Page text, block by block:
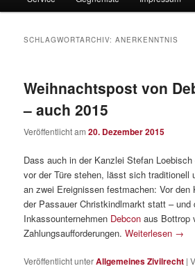
SCHLAGWORTARCHIV:ANERKENNTNIS
Weihnachtspost von
– auch 2015
Veröffentlicht am20. Dezember 2015
Dass auch in der Kanzlei Stefan
vor der Türe stehen, lässt sich traditionell
an zwei Ereignissen festmachen: Vor den
der Passauer Christkindlmarkt statt – und
Inkassounternehmen Debcon aus Bottrop
Zahlungsaufforderungen.Weiterlesen →
Veröffentlicht unterAllgemeines Zivilrecht |